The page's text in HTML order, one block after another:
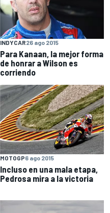
INDYCAR26 ago 2015
Para Kanaan, la mejor forma
de honrar a Wilson es
corriendo
MOTOGP6 ago 2015
Incluso en una mala etapa,
Pedrosa mira a la victoria